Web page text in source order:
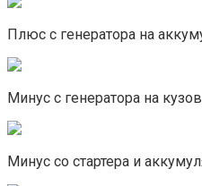
Плюс с генератора на
Минус с генератора на
Минус со стартера и